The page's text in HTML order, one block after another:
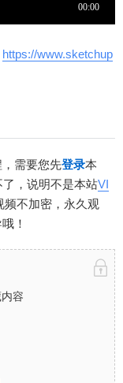
https://www.sketchup
需要您先登录本
了，说明不是本站VI
频不加密，永久观
！
容